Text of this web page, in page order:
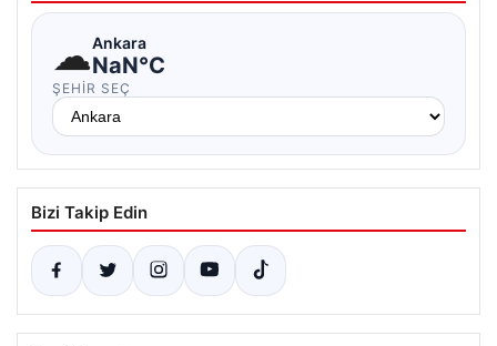
☁Ankara
NaN°C
ŞEHIR SEÇ
Bizi Takip Edin